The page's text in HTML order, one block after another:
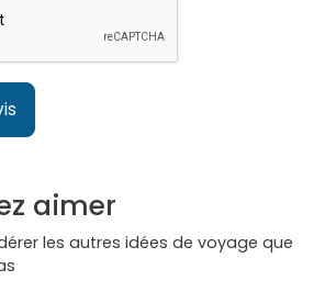
aimer
les autres idées de voyage que